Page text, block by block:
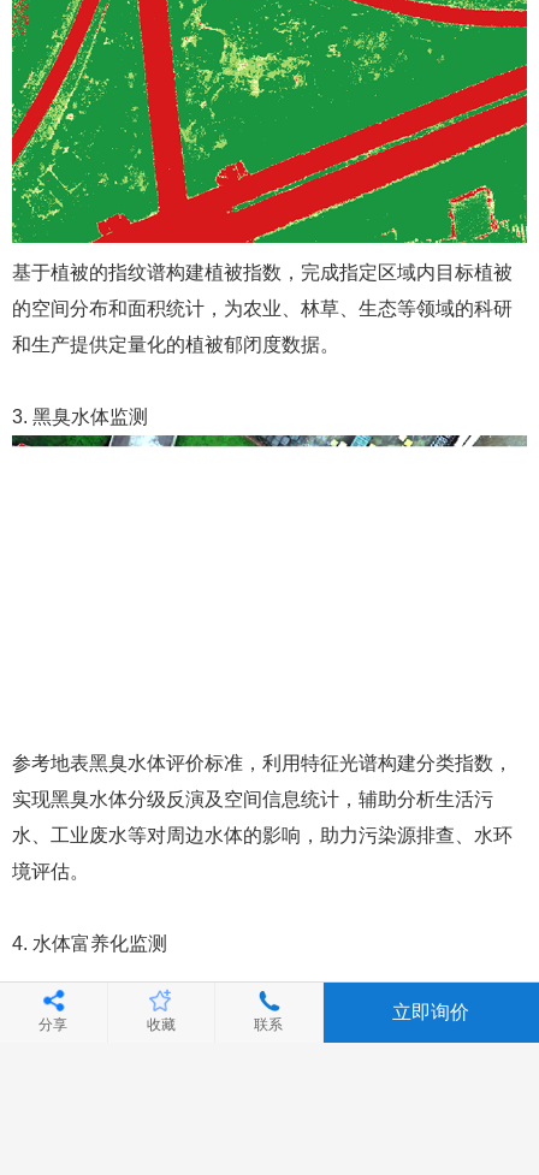
基于植被的指纹谱构建植被指数，完成指定区域内目标植被
的空间分布和面积统计，为农业、林草、生态等领域的科研
和生产提供定量化的植被郁闭度数据。
3. 黑臭水体监测
参考地表黑臭水体评价标准，利用特征光谱构建分类指数，
实现黑臭水体分级反演及空间信息统计，辅助分析生活污
水、工业废水等对周边水体的影响，助力污染源排查、水环
境评估。
4. 水体富养化监测
参考富营养状态评价标准，利用特征光谱构建分类指数，实
分享 收藏 联系
立即询价